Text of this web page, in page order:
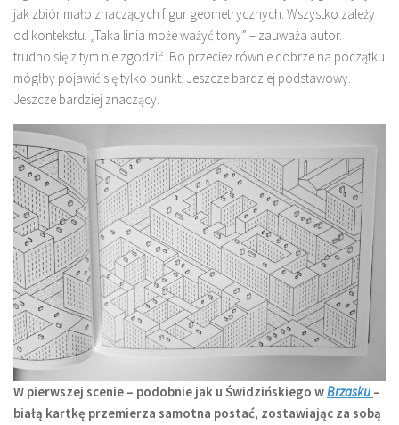
jak zbiór mało znaczących figur geometrycznych. Wszystko zależy
od kontekstu. „Taka linia może ważyć tony” – zauważa autor. I
trudno się z tym nie zgodzić. Bo przecież równie dobrze na początku
mógłby pojawić się tylko punkt. Jeszcze bardziej podstawowy.
Jeszcze bardziej znaczący.
W pierwszej scenie – podobnie jak u Świdzińskiego wBrzasku –
białą kartkę przemierza samotna postać, zostawiając za sobą